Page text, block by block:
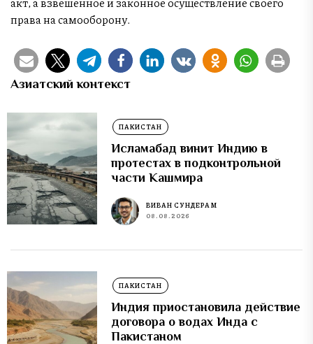
права на самооборону.
Азиатский контекст
ПАКИСТАН
Исламабад винит Индию в
протестах в подконтрольной
части Кашмира
ВИВАН СУНДЕРАМ
08.08.2026
ПАКИСТАН
Индия приостановила действие
договора о водах Инда с
Пакистаном